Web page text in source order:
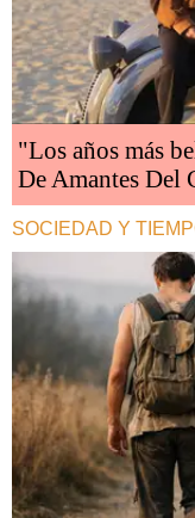
"Los años más
De Amantes Del
SOCIEDAD Y